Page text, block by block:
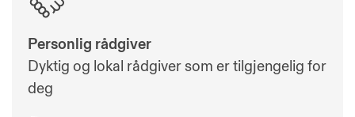
Personlig rådgiver
Dyktig og lokal rådgiver som er tilgjengelig for
deg